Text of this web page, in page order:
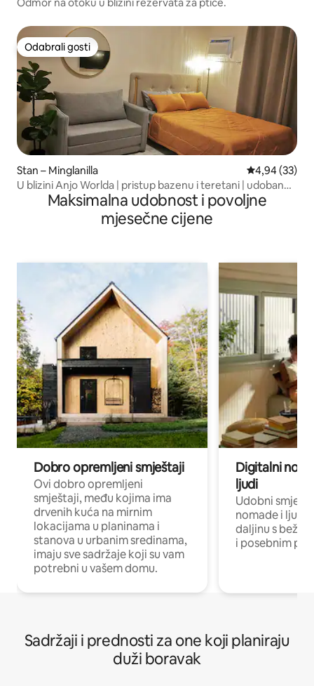
Odabrali gosti
Odabrali gosti
Stan – Minglanilla Prosječna
4,94 (33)
U blizini Anjo Worlda | pristup bazenu i teretani | udoban
Maksimalna udobnost i povoljne
mjesečne cijene
Dobro opremljeni smještaji
Ovi dobro opremljeni
smještaji, među kojima ima
drvenih kuća na mirnim
lokacijama u planinama i
stanova u urbanim sredinama,
imaju sve sadržaje koji su vam
potrebni u vašem domu.
Digitalni
ljudi
Udobni
nomade i ljude
daljinu s
i posebnim
Sadržaji i prednosti za one koji planiraju
duži boravak